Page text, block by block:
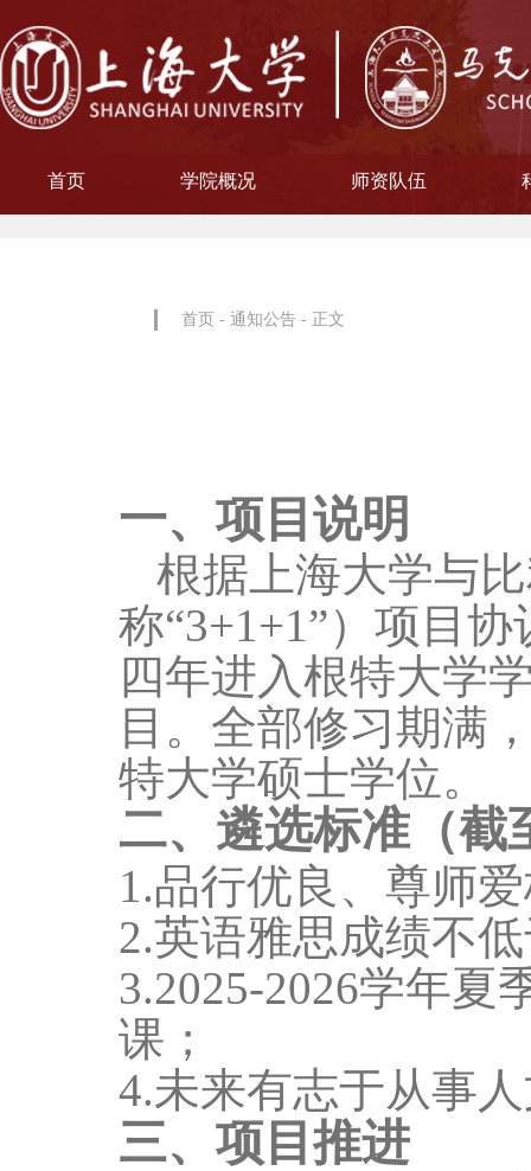
首页 学院概况 师资队伍
首页 - 通知公告 - 正文
一、项目说明
根据上海大学与
称“3+1+1”）项目
四年进入根特大学
目。全部修习期满
特大学硕士学位。
二、遴选标准（截
1.品行优良、尊师
2.英语雅思成绩不
3.2025-2026学年夏
课；
4.未来有志于从事
三、项目推进